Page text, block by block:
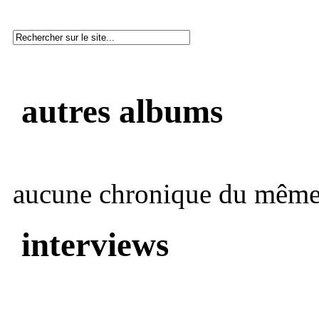
autres albums
aucune chronique du
interviews